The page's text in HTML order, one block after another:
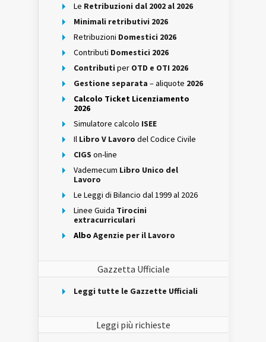
Le Retribuzioni dal 2002 al 2026
Minimali retributivi 2026
Retribuzioni Domestici 2026
Contributi Domestici 2026
Contributi per OTD e OTI 2026
Gestione separata – aliquote 2026
Calcolo Ticket Licenziamento
2026
Simulatore calcolo ISEE
Il Libro V Lavoro del Codice Civile
CIGS on-line
Vademecum Libro Unico del
Lavoro
Le Leggi di Bilancio dal 1999 al 2026
Linee Guida Tirocini
extracurriculari
Albo Agenzie per il Lavoro
Gazzetta Ufficiale
Leggi tutte le Gazzette Ufficiali
Leggi più richieste